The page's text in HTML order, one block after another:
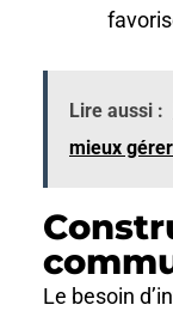
Lire aussi :
mieux
Le besoin